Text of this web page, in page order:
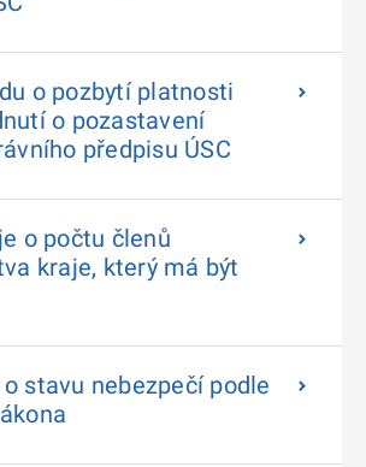
o pozbytí platnosti
o pozastavení
předpisu ÚSC
o počtu členů
kraje, který má být
stavu nebezpečí podle